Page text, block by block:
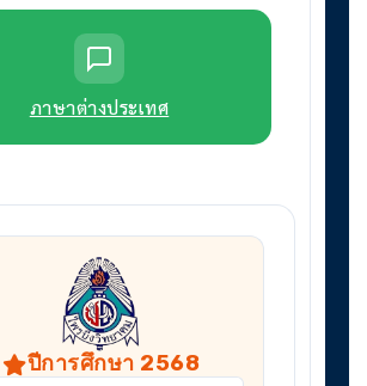
ภาษาต่างประเทศ
ปีการศึกษา 2568